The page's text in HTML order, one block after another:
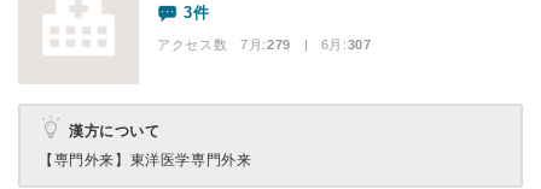
3件
アクセス数 7月:279 | 6月:307
漢方について
【専門外来】 東洋医学専門外来